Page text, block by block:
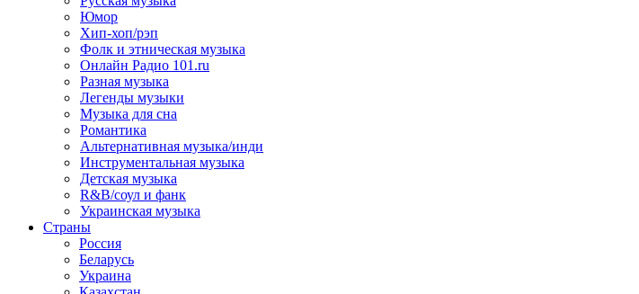
Юмор
Хип-хоп/рэп
Фолк и этническая музыка
Онлайн Радио 101.ru
Разная музыка
Легенды музыки
Музыка для сна
Романтика
Альтернативная музыка/инди
Инструментальная музыка
Детская музыка
R&B/cоул и фанк
Украинская музыка
Страны
Россия
Беларусь
Украина